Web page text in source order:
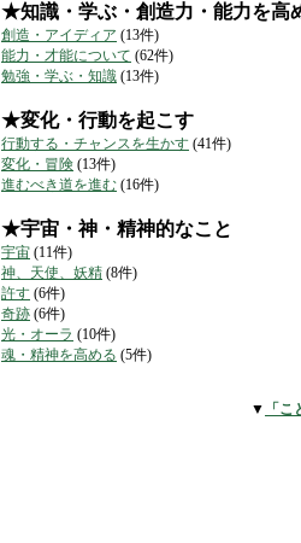
★知識・学ぶ・創造力・能力を高
創造・アイディア (13件)
能力・才能について (62件)
勉強・学ぶ・知識 (13件)
★変化・行動を起こす
行動する・チャンスを生かす (41件)
変化・冒険 (13件)
進むべき道を進む (16件)
★宇宙・神・精神的なこと
宇宙 (11件)
神、天使、妖精 (8件)
許す (6件)
奇跡 (6件)
光・オーラ (10件)
魂・精神を高める (5件)
▼ 「